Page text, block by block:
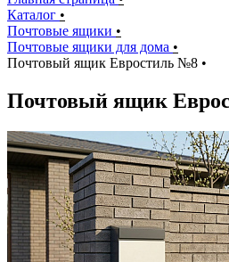
Каталог •
Почтовые ящики •
Почтовые ящики для дома •
Почтовый ящик Евростиль №8 •
Почтовый ящик